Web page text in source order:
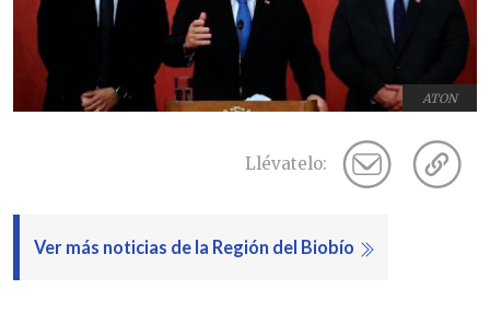
ATON
Llévatelo:
Ver más noticias de la Región del Biobío